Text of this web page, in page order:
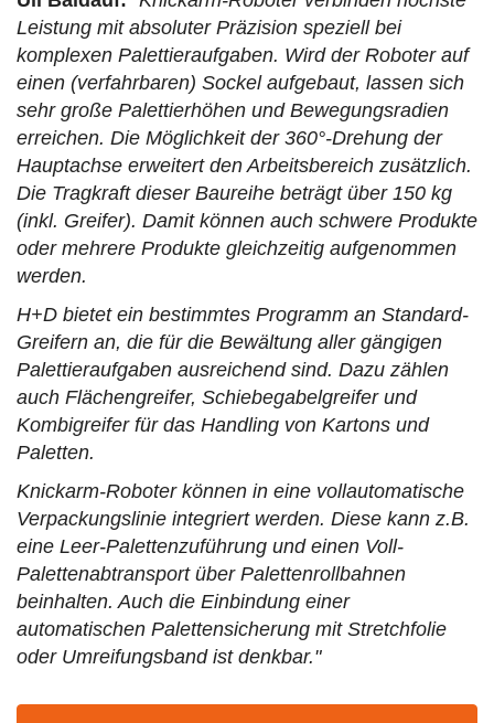
Leistung mit absoluter Präzision speziell bei
komplexen Palettieraufgaben. Wird der Roboter auf
einen (verfahrbaren) Sockel aufgebaut, lassen sich
sehr große Palettierhöhen und Bewegungsradien
erreichen. Die Möglichkeit der 360°-Drehung der
Hauptachse erweitert den Arbeitsbereich zusätzlich.
Die Tragkraft dieser Baureihe beträgt über 150 kg
(inkl. Greifer). Damit können auch schwere Produkte
oder mehrere Produkte gleichzeitig aufgenommen
werden.
H+D bietet ein bestimmtes Programm an Standard-
Greifern an, die für die Bewältung aller gängigen
Palettieraufgaben ausreichend sind. Dazu zählen
auch Flächengreifer, Schiebegabelgreifer und
Kombigreifer für das Handling von Kartons und
Paletten.
Knickarm-Roboter können in eine vollautomatische
Verpackungslinie integriert werden. Diese kann z.B.
eine Leer-Palettenzuführung und einen Voll-
Palettenabtransport über Palettenrollbahnen
beinhalten. Auch die Einbindung einer
automatischen Palettensicherung mit Stretchfolie
oder Umreifungsband ist denkbar."